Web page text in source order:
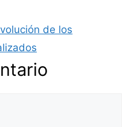
de los